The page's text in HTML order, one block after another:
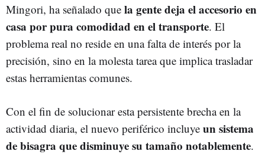
Mingori, ha señalado que la gente deja el accesorio en
casa por pura comodidad en el transporte. El
problema real no reside en una falta de interés por la
precisión, sino en la molesta tarea que implica trasladar
estas herramientas comunes.
Con el fin de solucionar esta persistente brecha en la
actividad diaria, el nuevo periférico incluye un sistema
de bisagra que disminuye su tamaño notablemente.